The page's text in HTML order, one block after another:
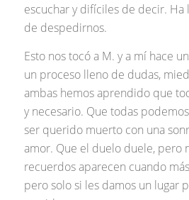
escuchar y difíciles de decir.
de despedirnos.
Esto nos tocó a M. y a mí hace
un proceso lleno de dudas,
ambas hemos aprendido que
y necesario. Que todas
ser querido muerto con una
amor. Que el duelo duele, pero
recuerdos aparecen cuando
pero solo si les damos un lugar